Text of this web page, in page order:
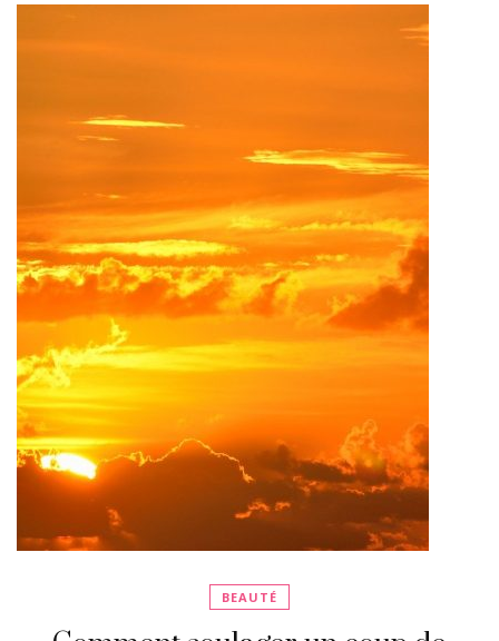
BEAUTÉ